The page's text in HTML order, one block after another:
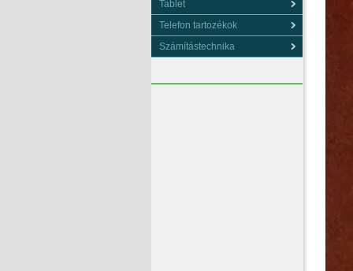
Tablet
Telefon tartozékok
Számítástechnika